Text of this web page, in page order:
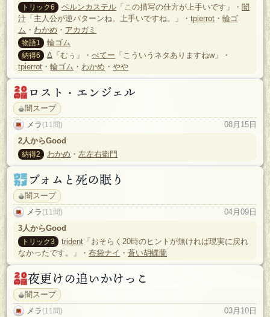
トリック6 ベルンカステル 「この描写の仕方が上手いです」・ 闇
汁 「主人公が逆パターンね。上手いですね。」・tpierrot ・輪ゴ
ム ・わかめ ・ アカガミ
物語1 輪ゴム
納得6 Δ 「むぅ」・ぺてー 「こういうネタありますねw」・
tpierrot ・輪ゴム ・わかめ ・やや
ロスト・エンジェル
闇スープ
メラ (11問)
08月15日
2人からGood
納得2 わかめ ・左左右衛門
ブォムと死の眠り
闇スープ
メラ (11問)
04月09日
3人からGood
トリック3 trident 「おそらく20時のヒントが無ければ現実に戻れ
なかったです。」・布袋ナイ ・蒼い胡蝶蘭
夜更けの追いかけっこ
闇スープ
メラ (11問)
03月10日